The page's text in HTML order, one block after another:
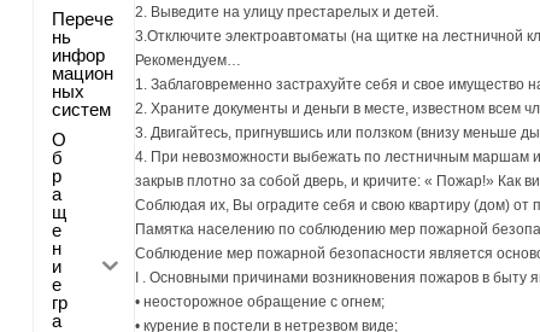
Перече
нь
инфор
мацион
ных
систем
О
б
р
а
щ
е
н
и
е
гр
а
2. Выведите на улицу престарелых и детей.
3.Отключите электроавтоматы (на щитке на лестничной
Рекомендуем…
1. Заблаговременно застрахуйте себя и свое имущество
2. Храните документы и деньги в месте, известном всем
3. Двигайтесь, пригнувшись или ползком (внизу меньше
4. При невозможности выбежать по лестничным маршам
закрыв плотно за собой дверь, и кричите: « Пожар!» Как
Соблюдая их, Вы оградите себя и свою квартиру (дом) от
Памятка населению по соблюдению мер пожарной
Соблюдение мер пожарной безопасности является
I . Основными причинами возникновения пожаров в
• неосторожное обращение с огнем;
• курение в постели в нетрезвом виде;